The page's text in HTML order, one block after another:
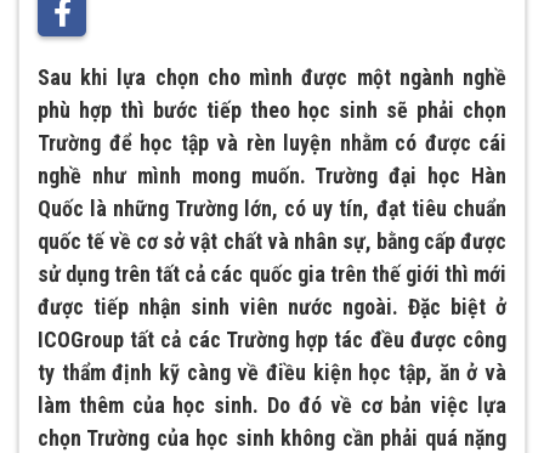
Sau khi lựa chọn cho mình được một ngành nghề
phù hợp thì bước tiếp theo học sinh sẽ phải chọn
Trường để học tập và rèn luyện nhằm có được cái
nghề như mình mong muốn. Trường đại học Hàn
Quốc là những Trường lớn, có uy tín, đạt tiêu chuẩn
quốc tế về cơ sở vật chất và nhân sự, bằng cấp được
sử dụng trên tất cả các quốc gia trên thế giới thì mới
được tiếp nhận sinh viên nước ngoài. Đặc biệt ở
ICOGroup tất cả các Trường hợp tác đều được công
ty thẩm định kỹ càng về điều kiện học tập, ăn ở và
làm thêm của học sinh. Do đó về cơ bản việc lựa
chọn Trường của học sinh không cần phải quá nặng